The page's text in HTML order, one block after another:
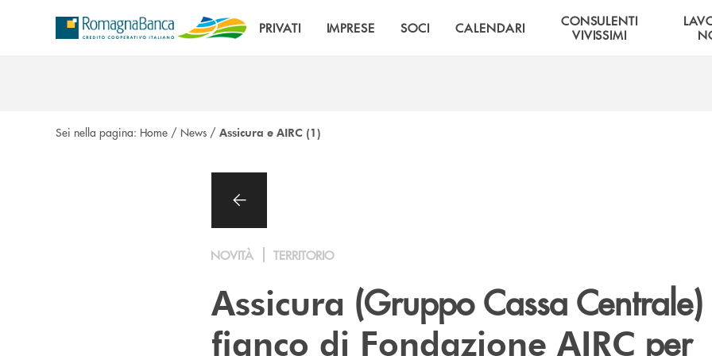
PRIVATI IMPRESE SOCI CALENDARI
CONSULENTI
VIVISSIMI
Sei nella pagina: Home / News / Assicura e AIRC (1)
NOVITÀ TERRITORIO
Assicura (Gruppo Cassa Centrale)
fianco di Fondazione AIRC per